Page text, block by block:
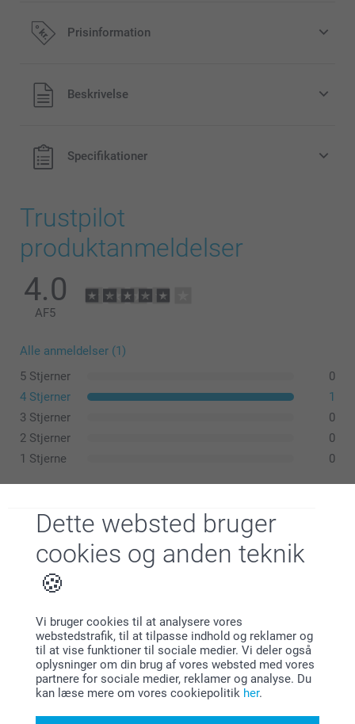
Dette websted bruger
cookies og anden teknik
Vi bruger cookies til at analysere vores
webstedstrafik, til at tilpasse indhold og reklamer og
til at vise funktioner til sociale medier. Vi deler også
oplysninger om din brug af vores websted med vores
partnere for sociale medier, reklamer og analyse. Du
kan læse mere om vores cookiepolitik her.
Prisinformation
Alle priser inklusive moms og uden
forsendelsesomkostninger
Beskrivelse
Specifikationer
Trustpilot
produktanmeldelser
4.0
AF5
Alle anmeldelser (1)
5 Stjerner
0
4 Stjerner
1
3 Stjerner
0
2 Stjerner
0
1 Stjerne
0
June Pedersen,
Er som forventet .
Vis reaktioner
02.04.2024
09:24
Hej June
Mange tak fordi du har taget tid til at skrive en
Lignende produkter
Badeslag baby
219,00
Broderet håndklæde
Mere end 10 varianter
Fra 209,00